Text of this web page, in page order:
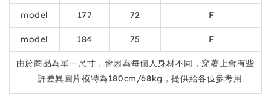
model 177 72 F
model 184 75 F
由於商品為單一尺寸，會因為每個人身材不同，穿著上會有些
許差異圖片模特為180cm/68kg，提供給各位參考用